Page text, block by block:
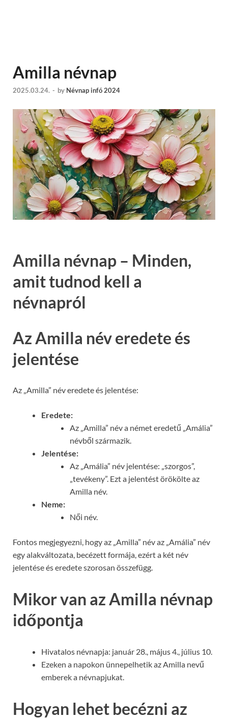
Amilla névnap
2025.03.24. - by Névnap infó 2024
Amilla névnap – Minden,
amit tudnod kell a
névnapról
Az Amilla név eredete és
jelentése
Az „Amilla” név eredete és jelentése:
Eredete:
Az „Amilla” név a német eredetű „Amália”
névből származik.
Jelentése:
Az „Amália” név jelentése: „szorgos”,
„tevékeny”. Ezt a jelentést örökölte az
Amilla név.
Neme:
Női név.
Fontos megjegyezni, hogy az „Amilla” név az „Amália” név
egy alakváltozata, becézett formája, ezért a két név
jelentése és eredete szorosan összefügg.
Mikor van az Amilla névnap
időpontja
Hivatalos névnapja: január 28., május 4., július 10.
Ezeken a napokon ünnepelhetik az Amilla nevű
emberek a névnapjukat.
Hogyan lehet becézni az